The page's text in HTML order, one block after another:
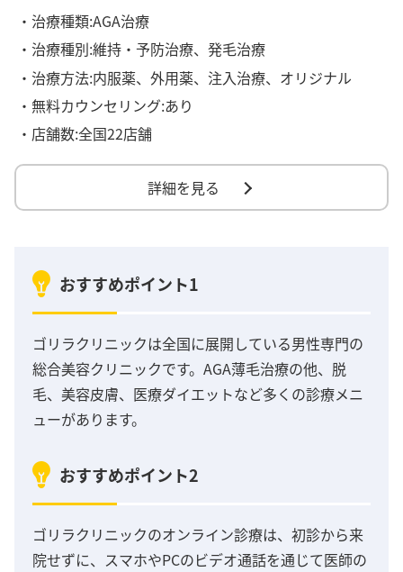
・治療種類:AGA治療
・治療種別:維持・予防治療、発毛治療
・治療方法:内服薬、外用薬、注入治療、オリジナル
・無料カウンセリング:あり
・店舗数:全国22店舗
詳細を見る
おすすめポイント1
ゴリラクリニックは全国に展開している男性専門の
総合美容クリニックです。AGA薄毛治療の他、脱
毛、美容皮膚、医療ダイエットなど多くの診療メニ
ューがあります。
おすすめポイント2
ゴリラクリニックのオンライン診療は、初診から来
院せずに、スマホやPCのビデオ通話を通じて医師の